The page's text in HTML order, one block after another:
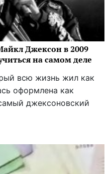
Джексон в 2009
на самом деле
всю жизнь жил как
оформлена как
джексоновский